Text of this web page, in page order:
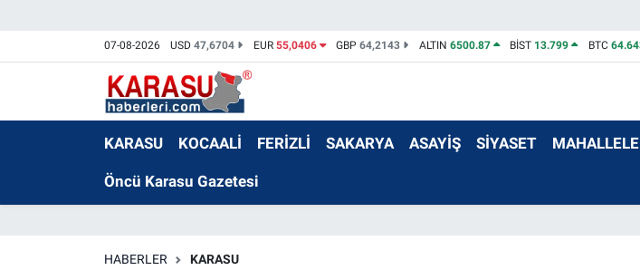
07-08-2026 USD47,6704 EUR 55,0406 GBP64,2143 ALTIN 6500.87 BİST 13.799 BTC
KARASU KOCAALİ FERİZLİ SAKARYA ASAYİŞ SİYASET
Öncü Karasu Gazetesi
HABERLER KARASU